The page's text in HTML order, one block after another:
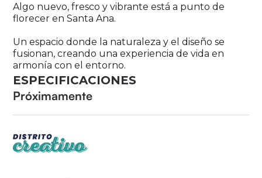
Algo nuevo, fresco y vibrante está a punto de
florecer en Santa Ana.
Un espacio donde la naturaleza y el diseño se
fusionan, creando una experiencia de vida en
armonía con el entorno.
ESPECIFICACIONES
Próximamente